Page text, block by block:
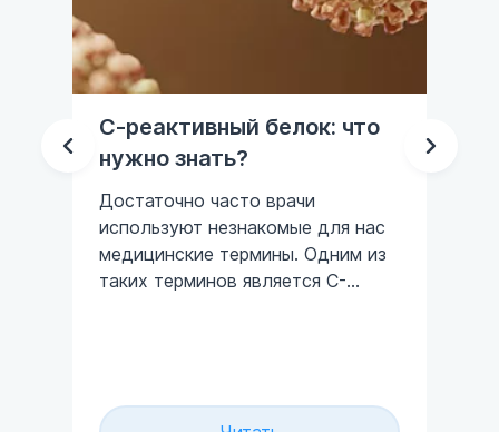
С-реактивный белок: что
нужно знать?
Достаточно часто врачи
используют незнакомые для нас
медицинские термины. Одним из
таких терминов является С-
обследования пациента